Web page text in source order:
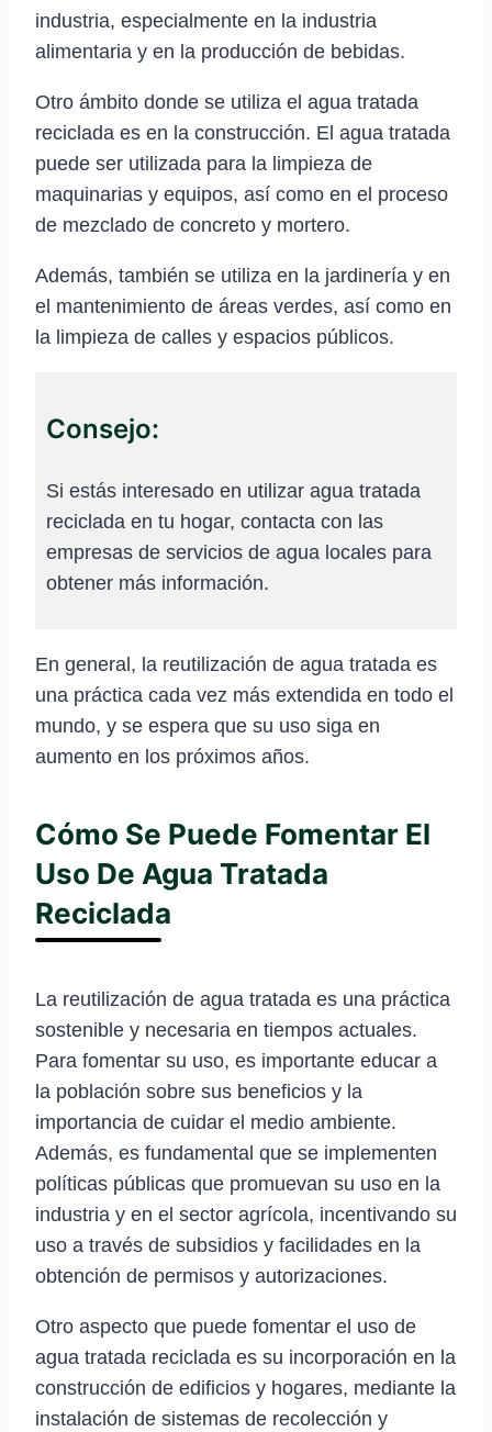
industria, especialmente en la industria
alimentaria y en la producción de bebidas.
Otro ámbito donde se utiliza el agua tratada
reciclada es en la construcción. El agua tratada
puede ser utilizada para la limpieza de
maquinarias y equipos, así como en el proceso
de mezclado de concreto y mortero.
Además, también se utiliza en la jardinería y en
el mantenimiento de áreas verdes, así como en
la limpieza de calles y espacios públicos.
Consejo:
Si estás interesado en utilizar agua tratada
reciclada en tu hogar, contacta con las
empresas de servicios de agua locales para
obtener más información.
En general, la reutilización de agua tratada es
una práctica cada vez más extendida en todo el
mundo, y se espera que su uso siga en
aumento en los próximos años.
Cómo Se Puede Fomentar El
Uso De Agua Tratada
Reciclada
La reutilización de agua tratada es una práctica
sostenible y necesaria en tiempos actuales.
Para fomentar su uso, es importante educar a
la población sobre sus beneficios y la
importancia de cuidar el medio ambiente.
Además, es fundamental que se implementen
políticas públicas que promuevan su uso en la
industria y en el sector agrícola, incentivando su
uso a través de subsidios y facilidades en la
obtención de permisos y autorizaciones.
Otro aspecto que puede fomentar el uso de
agua tratada reciclada es su incorporación en la
construcción de edificios y hogares, mediante la
instalación de sistemas de recolección y